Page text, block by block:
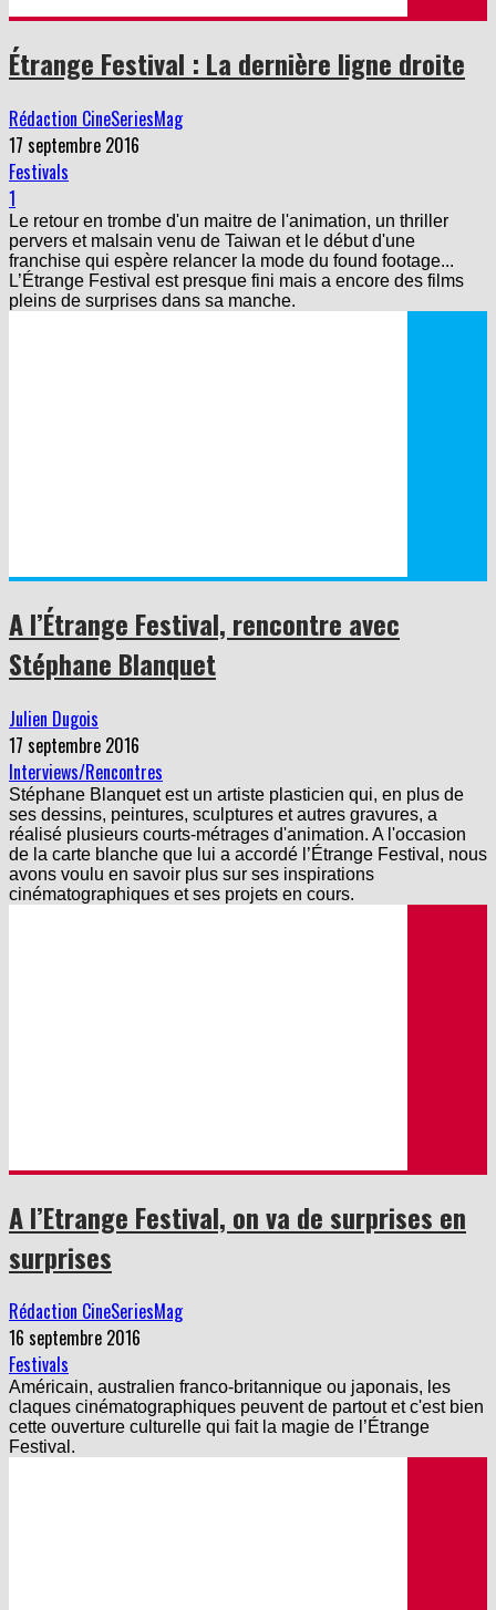
Étrange Festival : La dernière ligne droite
Rédaction CineSeriesMag
17 septembre 2016
Festivals
1
Le retour en trombe d'un maitre de l'animation, un thriller
pervers et malsain venu de Taiwan et le début d'une
franchise qui espère relancer la mode du found footage...
L’Étrange Festival est presque fini mais a encore des films
pleins de surprises dans sa manche.
A l’Étrange Festival, rencontre avec
Stéphane Blanquet
Julien Dugois
17 septembre 2016
Interviews/Rencontres
Stéphane Blanquet est un artiste plasticien qui, en plus de
ses dessins, peintures, sculptures et autres gravures, a
réalisé plusieurs courts-métrages d'animation. A l'occasion
de la carte blanche que lui a accordé l’Étrange Festival, nous
avons voulu en savoir plus sur ses inspirations
cinématographiques et ses projets en cours.
A l’Etrange Festival, on va de surprises en
surprises
Rédaction CineSeriesMag
16 septembre 2016
Festivals
Américain, australien franco-britannique ou japonais, les
claques cinématographiques peuvent de partout et c'est bien
cette ouverture culturelle qui fait la magie de l’Étrange
Festival.